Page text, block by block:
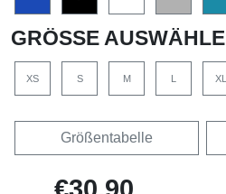
GRÖSSE AUSWÄHLEN
XS S M L XL
Größentabelle